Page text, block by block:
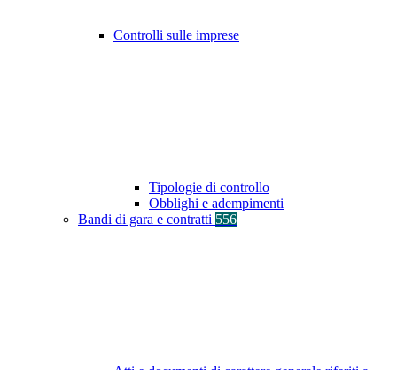
Controlli sulle imprese
Tipologie di controllo
Obblighi e adempimenti
Bandi di gara e contratti 556